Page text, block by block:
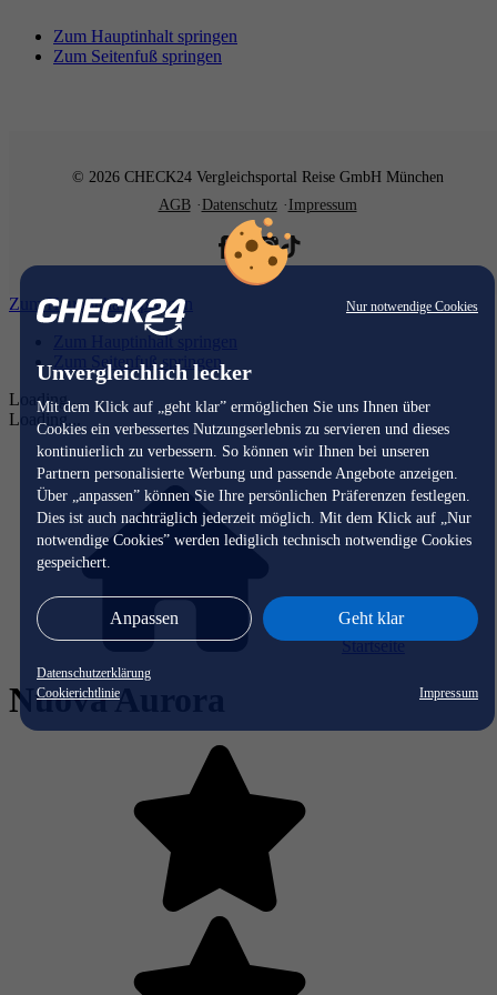
Nur notwendige Cookies
Unvergleichlich lecker
Mit dem Klick auf „geht klar” ermöglichen Sie uns Ihnen über
Cookies ein verbessertes Nutzungserlebnis zu servieren und dieses
kontinuierlich zu verbessern. So können wir Ihnen bei unseren
Partnern personalisierte Werbung und passende Angebote anzeigen.
Über „anpassen” können Sie Ihre persönlichen Präferenzen festlegen.
Dies ist auch nachträglich jederzeit möglich. Mit dem Klick auf „Nur
notwendige Cookies” werden lediglich technisch notwendige Cookies
gespeichert.
Anpassen Geht klar
Datenschutzerklärung
Cookierichtlinie
Impressum
Zum Hauptinhalt springen
Zum Seitenfuß springen
© 2026 CHECK24 Vergleichsportal Reise GmbH München
AGB
Datenschutz Impressum
Zum Hauptinhalt springen
Zum Hauptinhalt springen
Zum Seitenfuß springen
Loading...
Loading...
Startseite
Nuova Aurora